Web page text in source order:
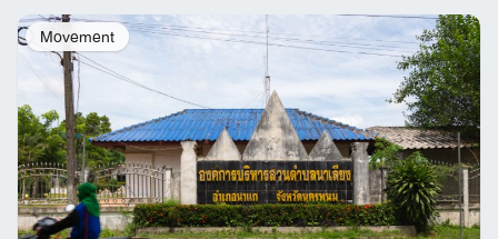
Movement